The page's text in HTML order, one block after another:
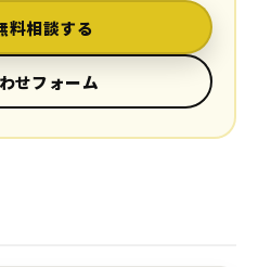
料相談する
せフォーム